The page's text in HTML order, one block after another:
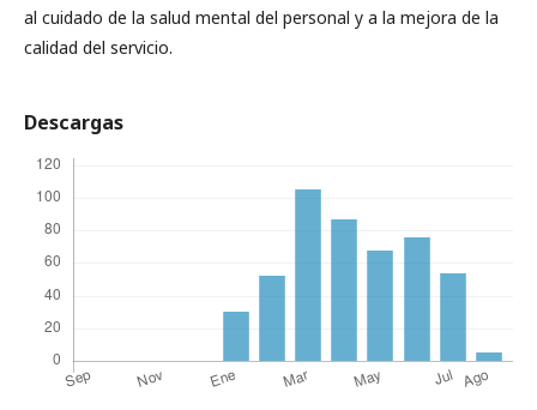
al cuidado de la salud mental del personal y a la mejora de la
calidad del servicio.
Descargas